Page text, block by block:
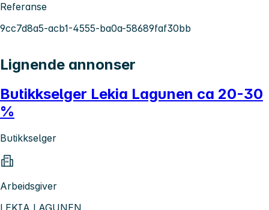
Referanse
9cc7d8a5-acb1-4555-ba0a-58689faf30bb
Lignende annonser
Butikkselger Lekia Lagunen ca 20-30
%
Butikkselger
Arbeidsgiver
LEKIA LAGUNEN